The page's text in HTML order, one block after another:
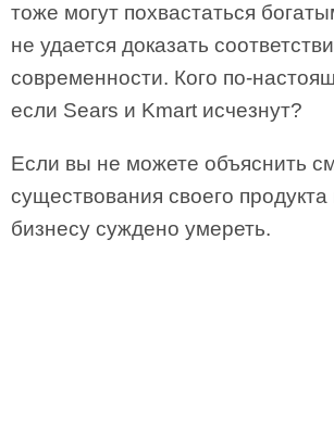
тоже могут похвастаться
не удается доказать
современности. Кого по-
если Sears и Kmart исчезнут?
Если вы не можете объяснить
существования своего
бизнесу суждено умереть.